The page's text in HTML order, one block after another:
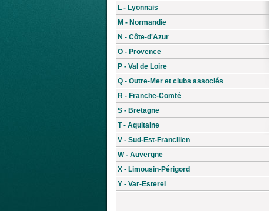
L - Lyonnais
M - Normandie
N - Côte-d'Azur
O - Provence
P - Val de Loire
Q - Outre-Mer et clubs associés
R - Franche-Comté
S - Bretagne
T - Aquitaine
V - Sud-Est-Francilien
W - Auvergne
X - Limousin-Périgord
Y - Var-Esterel